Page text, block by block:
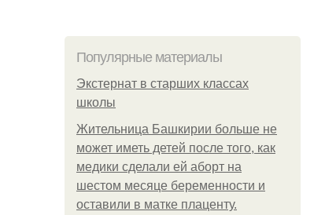
Популярные материалы
Экстернат в старших классах
школы
Жительница Башкирии больше не
может иметь детей после того, как
медики сделали ей аборт на
шестом месяце беременности и
оставили в матке плаценту.